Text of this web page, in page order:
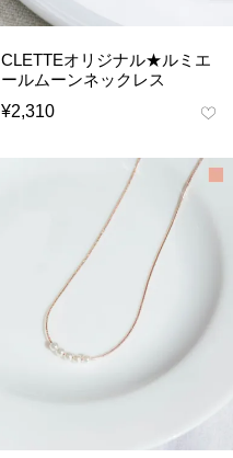
CLETTEオリジナル★ルミエ
ールムーンネックレス
¥2,310